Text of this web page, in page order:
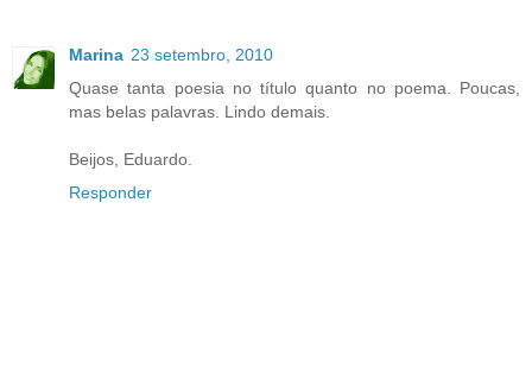
Marina 23 setembro, 2010
Quase tanta poesia no título quanto no poema. Poucas,
mas belas palavras. Lindo demais.
Beijos, Eduardo.
Responder